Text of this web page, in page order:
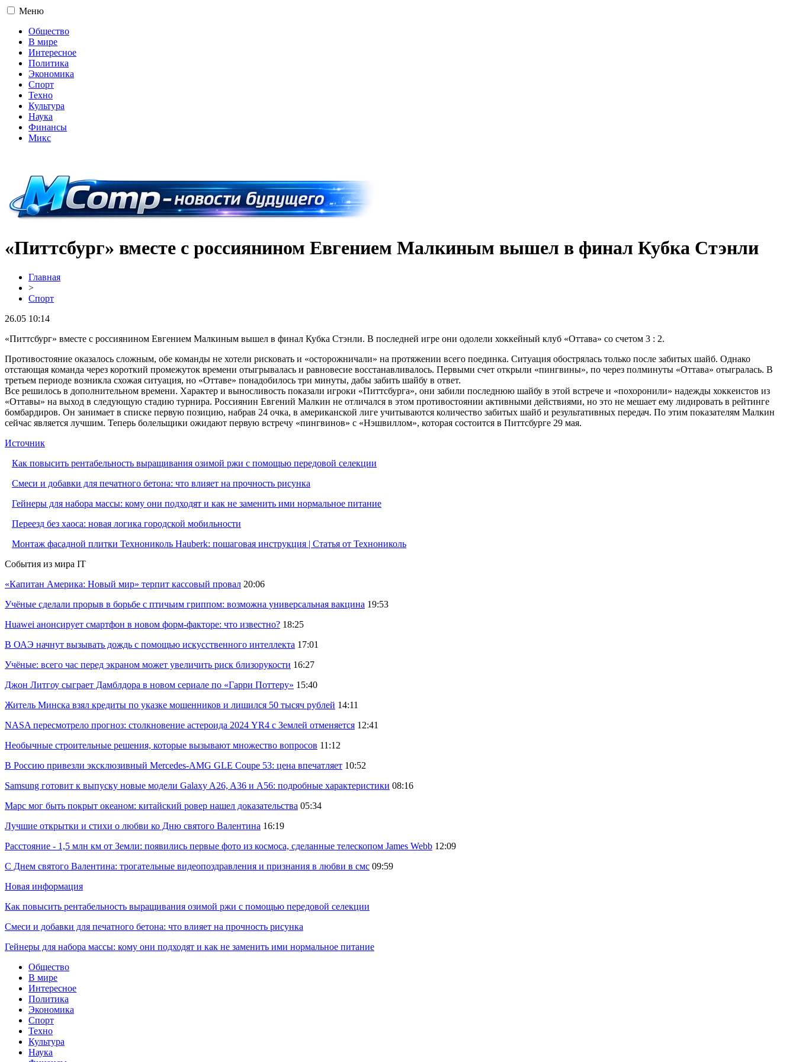
Меню
Общество
В мире
Интересное
Политика
Экономика
Спорт
Техно
Культура
Наука
Финансы
Микс
«Питтсбург» вместе с россиянином Евгением Малкиным вышел в финал Кубка Стэнли
Главная
>
Спорт
26.05 10:14
«Питтсбург» вместе с россиянином Евгением Малкиным вышел в финал Кубка Стэнли. В последней игре они одолели хоккейный клуб «Оттава» со счетом 3 : 2.
Противостояние оказалось сложным, обе команды не хотели рисковать и «осторожничали» на протяжении всего поединка. Ситуация обострялась только после забитых шайб. Однако
отстающая команда через короткий промежуток времени отыгрывалась и равновесие восстанавливалось. Первыми счет открыли «пингвины», по через полминуты «Оттава» отыгралась. В
третьем периоде возникла схожая ситуация, но «Оттаве» понадобилось три минуты, дабы забить шайбу в ответ.
Все решилось в дополнительном времени. Характер и выносливость показали игроки «Питтсбурга», они забили последнюю шайбу в этой встрече и «похоронили» надежды хоккеистов из
«Оттавы» на выход в следующую стадию турнира. Россиянин Евгений Малкин не отличался в этом противостоянии активными действиями, но это не мешает ему лидировать в рейтинге
бомбардиров. Он занимает в списке первую позицию, набрав 24 очка, в американской лиге учитываются количество забитых шайб и результативных передач. По этим показателям Малкин
сейчас является лучшим. Теперь болельщики ожидают первую встречу «пингвинов» с «Нэшвиллом», которая состоится в Питтсбурге 29 мая.
Источник
Как повысить рентабельность выращивания озимой ржи с помощью передовой селекции
Смеси и добавки для печатного бетона: что влияет на прочность рисунка
Гейнеры для набора массы: кому они подходят и как не заменить ими нормальное питание
Переезд без хаоса: новая логика городской мобильности
Монтаж фасадной плитки Технониколь Hauberk: пошаговая инструкция | Статья от Технониколь
События из мира IT
«Капитан Америка: Новый мир» терпит кассовый провал 20:06
Учёные сделали прорыв в борьбе с птичьим гриппом: возможна универсальная вакцина 19:53
Huawei анонсирует смартфон в новом форм-факторе: что известно? 18:25
В ОАЭ начнут вызывать дождь с помощью искусственного интеллекта 17:01
Учёные: всего час перед экраном может увеличить риск близорукости 16:27
Джон Литгоу сыграет Дамблдора в новом сериале по «Гарри Поттеру» 15:40
Житель Минска взял кредиты по указке мошенников и лишился 50 тысяч рублей 14:11
NASA пересмотрело прогноз: столкновение астероида 2024 YR4 с Землей отменяется 12:41
Необычные строительные решения, которые вызывают множество вопросов 11:12
В Россию привезли эксклюзивный Mercedes-AMG GLE Coupe 53: цена впечатляет 10:52
Samsung готовит к выпуску новые модели Galaxy A26, A36 и A56: подробные характеристики 08:16
Марс мог быть покрыт океаном: китайский ровер нашел доказательства 05:34
Лучшие открытки и стихи о любви ко Дню святого Валентина 16:19
Расстояние - 1,5 млн км от Земли: появились первые фото из космоса, сделанные телескопом James Webb 12:09
С Днем святого Валентина: трогательные видеопоздравления и признания в любви в смс 09:59
Новая информация
Как повысить рентабельность выращивания озимой ржи с помощью передовой селекции
Смеси и добавки для печатного бетона: что влияет на прочность рисунка
Гейнеры для набора массы: кому они подходят и как не заменить ими нормальное питание
Общество
В мире
Интересное
Политика
Экономика
Спорт
Техно
Культура
Наука